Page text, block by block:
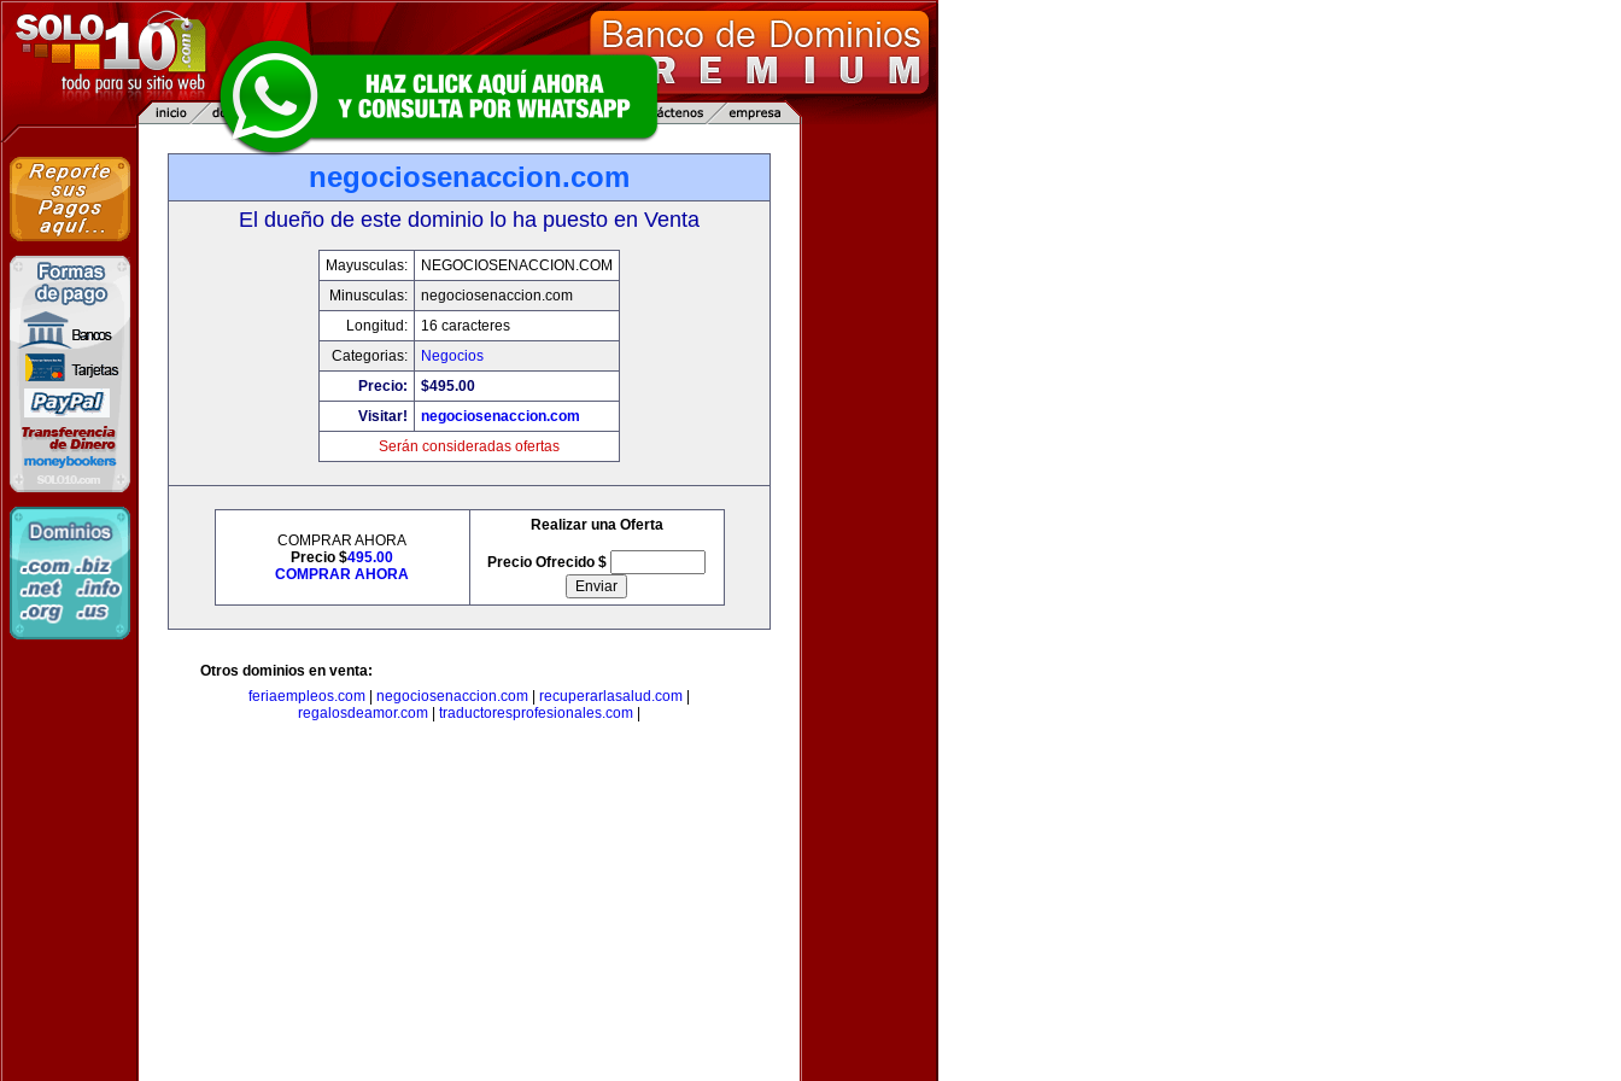
negociosenaccion.com
El dueño de este dominio lo ha puesto en Venta
Mayusculas:
NEGOCIOSENACCION.COM
Minusculas:
negociosenaccion.com
Longitud:
16 caracteres
Categorias:
Negocios
Precio:
$495.00
Visitar!
negociosenaccion.com
Serán consideradas ofertas
COMPRAR AHORA
Precio $495.00
COMPRAR AHORA
Realizar una Oferta
Precio Ofrecido $
Otros dominios en venta:
feriaempleos.com
negociosenaccion.com recuperarlasalud.com
regalosdeamor.com
traductoresprofesionales.com